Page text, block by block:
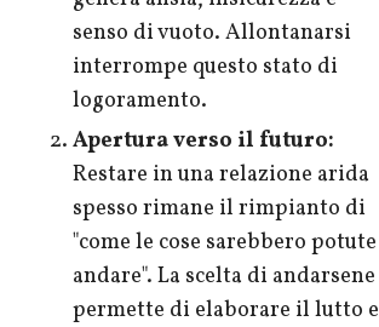
senso di vuoto. Allontanarsi
interrompe questo stato di
logoramento.
Apertura verso il futuro:
Restare in una relazione arida
spesso rimane il rimpianto di
"come le cose sarebbero potute
andare". La scelta di andarsene
permette di elaborare il lutto e